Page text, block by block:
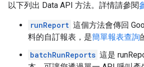
以下列出 Data API 方法。詳情請參閱
runReport 這個方法會傳回
料的自訂報表，是簡單報表查詢
batchRunReports 這是